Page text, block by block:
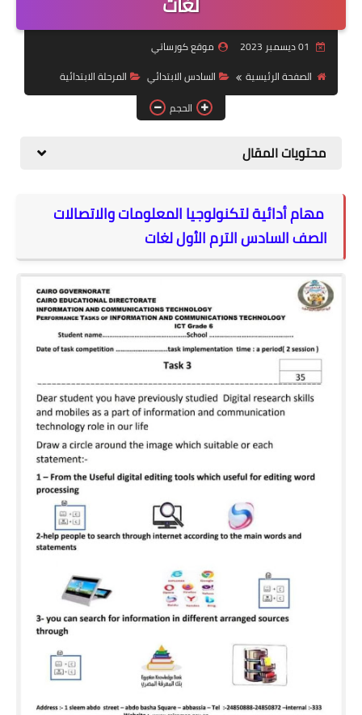
موضوعات
تكنولوجيا
موقع كورساتي
الصفحة الرئيسية
السادس الابتدائي
المرحلة الابتدائية
الحجم
محتويات المقال
مهام أدائية لتكنولوجيا المعلومات والاتصالات
الصف السادس الترم الأول لغات